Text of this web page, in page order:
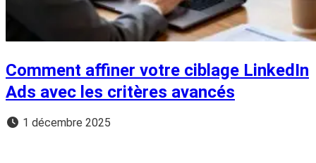
Comment affiner votre ciblage LinkedIn
Ads avec les critères avancés
1 décembre 2025